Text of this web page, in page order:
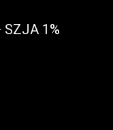
SZJA 1%​